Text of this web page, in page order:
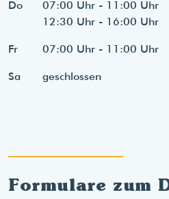
Do
07:00 Uhr - 11:00 Uhr
12:30 Uhr - 16:00 Uhr
Fr 07:00 Uhr - 11:00 Uhr
Sa geschlossen
Formulare zum